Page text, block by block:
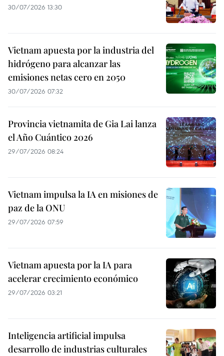
30/07/2026 13:30
Vietnam apuesta por la industria del
hidrógeno para alcanzar las
emisiones netas cero en 2050
30/07/2026 07:32
Provincia vietnamita de Gia Lai lanza
el Año Cuántico 2026
29/07/2026 08:24
Vietnam impulsa la IA en misiones de
paz de la ONU
29/07/2026 07:59
Vietnam apuesta por la IA para
acelerar crecimiento económico
29/07/2026 03:21
Inteligencia artificial impulsa
desarrollo de industrias culturales